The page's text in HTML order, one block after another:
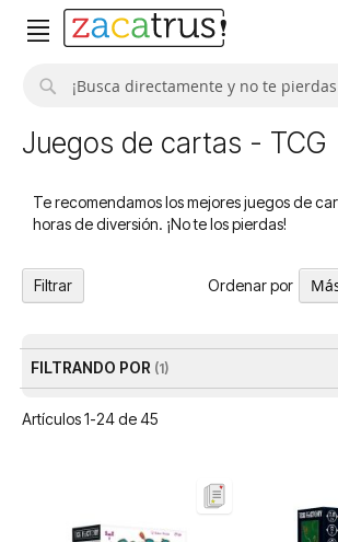
Juegos de cartas - TCG
Te recomendamos los mejores juegos de
horas de diversión. ¡No te los pierdas!
Artículos1-24de45
Ordenar por
Filtrar
FILTRANDO POR